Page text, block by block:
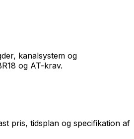
kanalsystem og
og AT-krav.
pris, tidsplan og specifikation af